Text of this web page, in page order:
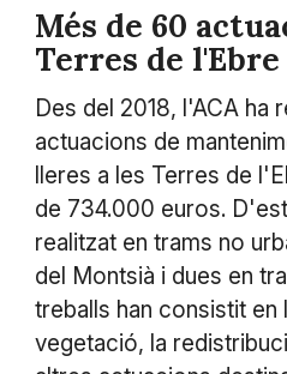
Més de 60
Terres de l'Ebre
Des del 2018, l'ACA ha
actuacions de
lleres a les Terres de
de 734.000 euros.
realitzat en trams no
del Montsià i dues en
treballs han consistit en
vegetació, la